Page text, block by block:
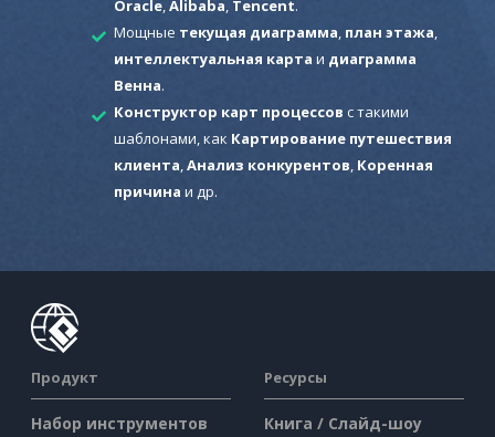
Oracle, Alibaba Tencent.
Мощные текущая диаграмма план этажа
интеллектуальная карта и диаграмма
Венна.
Конструктор карт процессов с такими
шаблонами, как Картирование путешествия
клиента Анализ конкурентов Коренная
причина и др.
Продукт
Набор инструментов
Ресурсы
Книга / Слайд-шоу